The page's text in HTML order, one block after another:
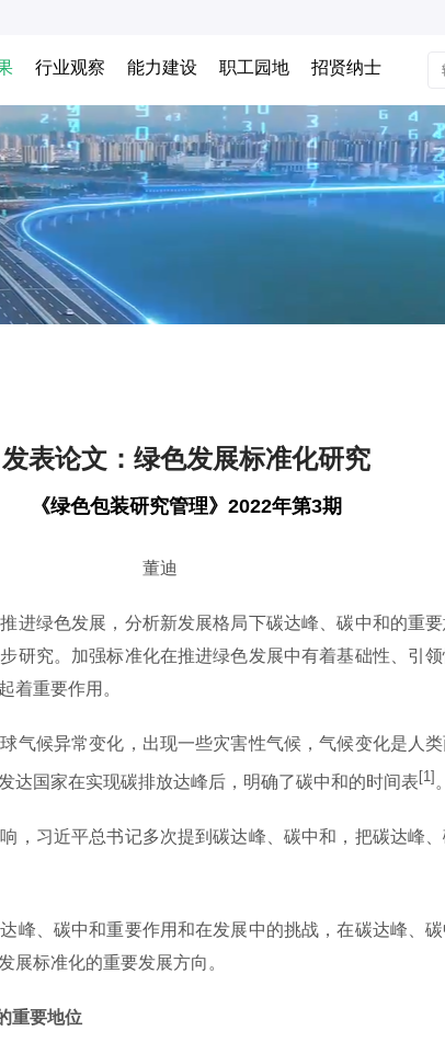
行业观察 能力建设 职工园地 招贤纳士
发表论文：绿色发展标准化研究
《绿色包装研究管理》2022年第3期
董迪
绿色发展，分析新发展格局下碳达峰、碳中和的重要
研究。加强标准化在推进绿色发展中有着基础性、引
着重要作用。
气候异常变化，出现一些灾害性气候，气候变化是人
达国家在实现碳排放达峰后，明确了碳中和的时间表[1] 。
习近平总书记多次提到碳达峰、碳中和，把碳达峰、
、碳中和重要作用和在发展中的挑战，在碳达峰、碳
展标准化的重要发展方向。
重要地位